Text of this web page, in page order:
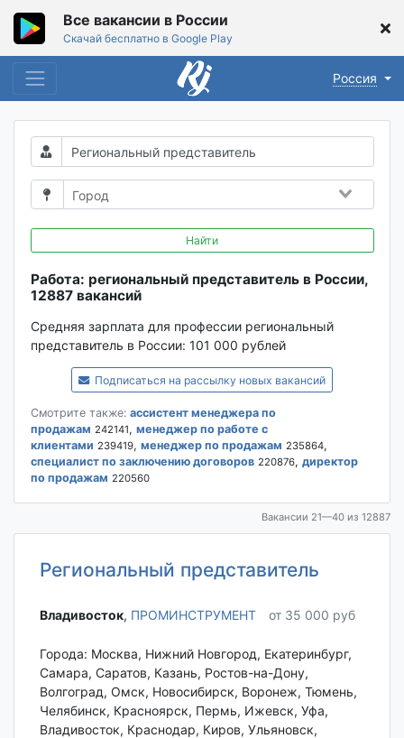
Все вакансии в России
Скачай бесплатно в Google Play
Россия
Найти
Работа: региональный представитель в России,
12887 вакансий
Средняя зарплата для профессии региональный
представитель в России: 101 000 рублей
Подписаться на рассылку новых вакансий
Смотрите также: ассистент менеджера по
продажам 242141, менеджер по работе с
клиентами 239419, менеджер по продажам 235864,
специалист по заключению договоров 220876, директор
по продажам 220560
Вакансии 21—40 из 12887
Региональный представитель
Владивосток‎, ПРОМИНСТРУМЕНТ от 35 000 руб
Города: Москва, Нижний Новгород, Екатеринбург,
Самара, Саратов, Казань, Ростов-на-Дону,
Волгоград, Омск, Новосибирск, Воронеж, Тюмень,
Челябинск, Красноярск, Пермь, Ижевск, Уфа,
Владивосток, Краснодар, Киров, Ульяновск,